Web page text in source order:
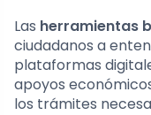
Las herramientas
ciudadanos a
plataformas
apoyos
los trámites